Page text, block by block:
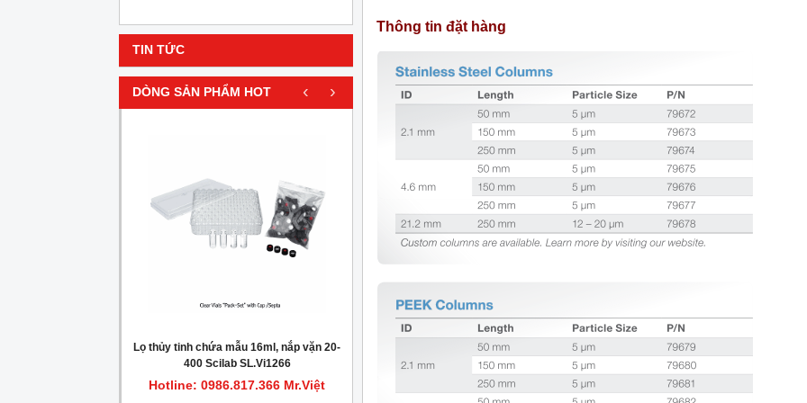
TIN TỨC
DÒNG SẢN PHẨM HOT
Lọ thủy tinh chứa mẫu 16ml, nắp vặn 20-
400 Scilab SL.Vi1266
Hotline: 0986.817.366 Mr.Việt
Máy cất nước một lần 7.5L/giờ CWS-8
DAIHAN DH.WatS8002
Hotline: 0986.817.366 Mr.Việt
Máy cất nước một lần 3.5L/giờ CWS-4
DAIHAN DH.WatS8001
Hotline: 0986.817.366 Mr.Việt
‹ ›
Thông tin đặt hàng